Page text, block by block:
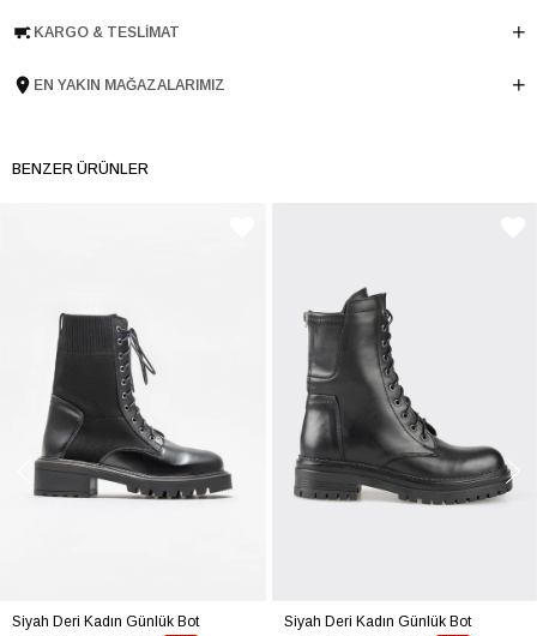
Tema Utility
KARGO & TESLIMAT
EN YAKIN MAĞAZALARIMIZ
BENZER ÜRÜNLER
Siyah Deri Kadın Günlük Bot Siyah Deri Kadın Günlük Bot